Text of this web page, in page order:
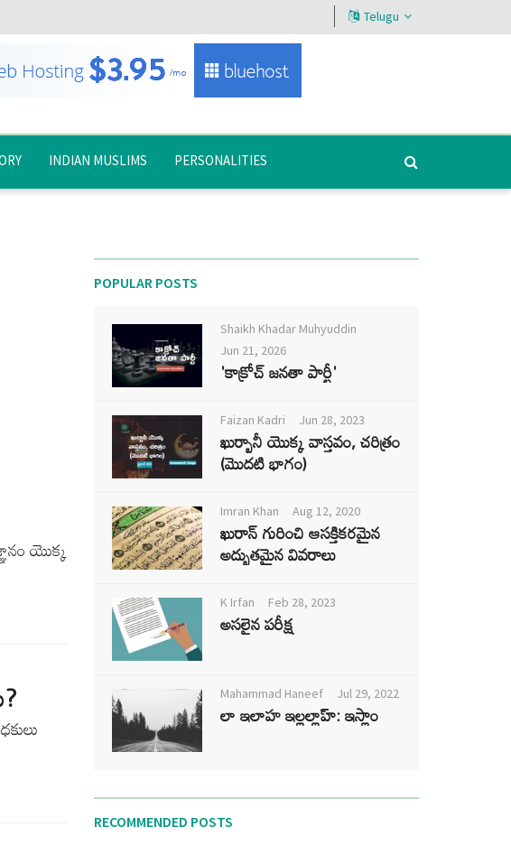
Telugu
INDIAN MUSLIMS PERSONALITIES
యొక్క
POPULAR POSTS
Shaikh Khadar Muhyuddin
Jun 21, 2026
'కాక్రోచ్ జనతా పార్టీ'
Faizan Kadri Jun 28, 2023
ఖుర్బానీ యొక్క వాస్తవం, చరిత్రం
(మొదటి భాగం)
Imran Khan Aug 12, 2020
ఖురాన్ గురించి ఆసక్తికరమైన
అద్భుతమైన వివరాలు
K Irfan Feb 28, 2023
అసలైన పరీక్ష
Mahammad Haneef Jul 29, 2022
లా ఇలాహ ఇల్లల్లాహ్: ఇస్లాం
RECOMMENDED POSTS